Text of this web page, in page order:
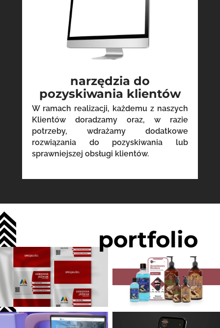
narzędzia do
pozyskiwania klientów
W ramach realizacji, każdemu z naszych
Klientów doradzamy oraz, w razie
potrzeby, wdrażamy dodatkowe
rozwiązania do pozyskiwania lub
sprawniejszej obsługi klientów.
portfolio